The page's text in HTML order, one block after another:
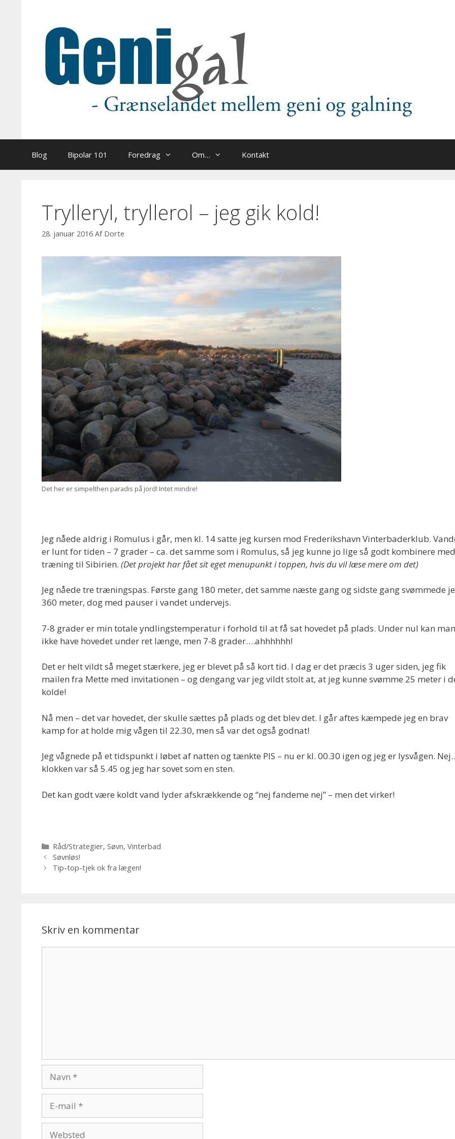
Blog Bipolar 101 Foredrag Om… Kontakt
Trylleryl, tryllerol – jeg gik kold!
28. januar 2016 Af Dorte
Det her er simpelthen paradis på jord! Intet mindre!
Jeg nåede aldrig i Romulus i går, men kl. 14 satte jeg kursen mod Frederikshavn Vinterbaderklub.
er lunt for tiden – 7 grader – ca. det samme som i Romulus, så jeg kunne jo lige så godt kombinere med
træning til Sibirien. (Det projekt har fået sit eget menupunkt i toppen, hvis du vil læse mere om det)
Jeg nåede tre træningspas. Første gang 180 meter, det samme næste gang og sidste gang svømmede
360 meter, dog med pauser i vandet undervejs.
7-8 grader er min totale yndlingstemperatur i forhold til at få sat hovedet på plads. Under nul kan man
ikke have hovedet under ret længe, men 7-8 grader….ahhhhhh!
Det er helt vildt så meget stærkere, jeg er blevet på så kort tid. I dag er det præcis 3 uger siden, jeg fik
mailen fra Mette med invitationen – og dengang var jeg vildt stolt at, at jeg kunne svømme 25 meter i
kolde!
Nå men – det var hovedet, der skulle sættes på plads og det blev det. I går aftes kæmpede jeg en brav
kamp for at holde mig vågen til 22.30, men så var det også godnat!
Jeg vågnede på et tidspunkt i løbet af natten og tænkte PIS – nu er kl. 00.30 igen og jeg er lysvågen.
klokken var så 5.45 og jeg har sovet som en sten.
Det kan godt være koldt vand lyder afskrækkende og “nej fandeme nej” – men det virker!
Kategorier
Råd/Strategier, Søvn, Vinterbad
Søvnløs!
Tip-top-tjek ok fra lægen!
Skriv en kommentar
mail